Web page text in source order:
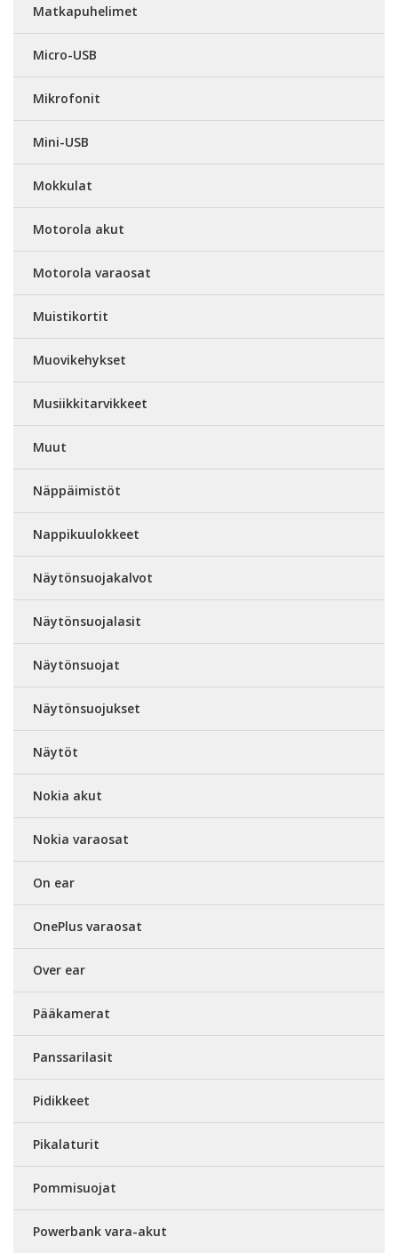
Matkapuhelimet
Micro-USB
Mikrofonit
Mini-USB
Mokkulat
Motorola akut
Motorola varaosat
Muistikortit
Muovikehykset
Musiikkitarvikkeet
Muut
Näppäimistöt
Nappikuulokkeet
Näytönsuojakalvot
Näytönsuojalasit
Näytönsuojat
Näytönsuojukset
Näytöt
Nokia akut
Nokia varaosat
On ear
OnePlus varaosat
Over ear
Pääkamerat
Panssarilasit
Pidikkeet
Pikalaturit
Pommisuojat
Powerbank vara-akut